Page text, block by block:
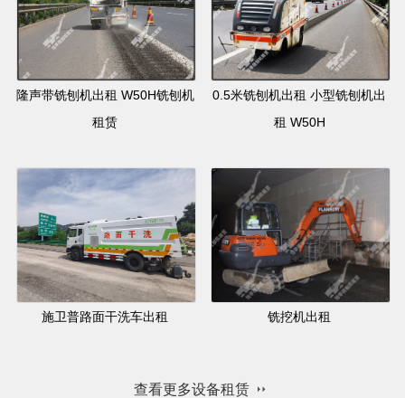
隆声带铣刨机出租 W50H铣刨机
租赁
0.5米铣刨机出租 小型铣刨机出
租 W50H
施卫普路面干洗车出租 铣挖机出租
查看更多设备租赁